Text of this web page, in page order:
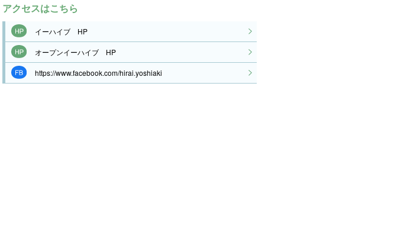
アクセスはこちら
イーハイブ HP
オープンイーハイブ HP
https://www.facebook.com/hirai.yoshiaki